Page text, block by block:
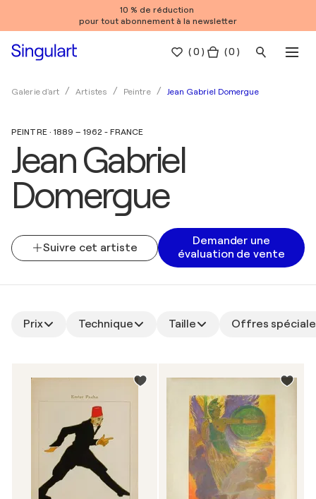
10 % de réduction
pour tout abonnement à la newsletter
(0 ) ( 0 )
Galerie d'art Artistes Peintre Jean Gabriel Domergue
PEINTRE · 1889 – 1962 - FRANCE
Jean Gabriel
Domergue
Suivre cet artiste
Demander une
évaluation de vente
Prix Technique Taille Offres